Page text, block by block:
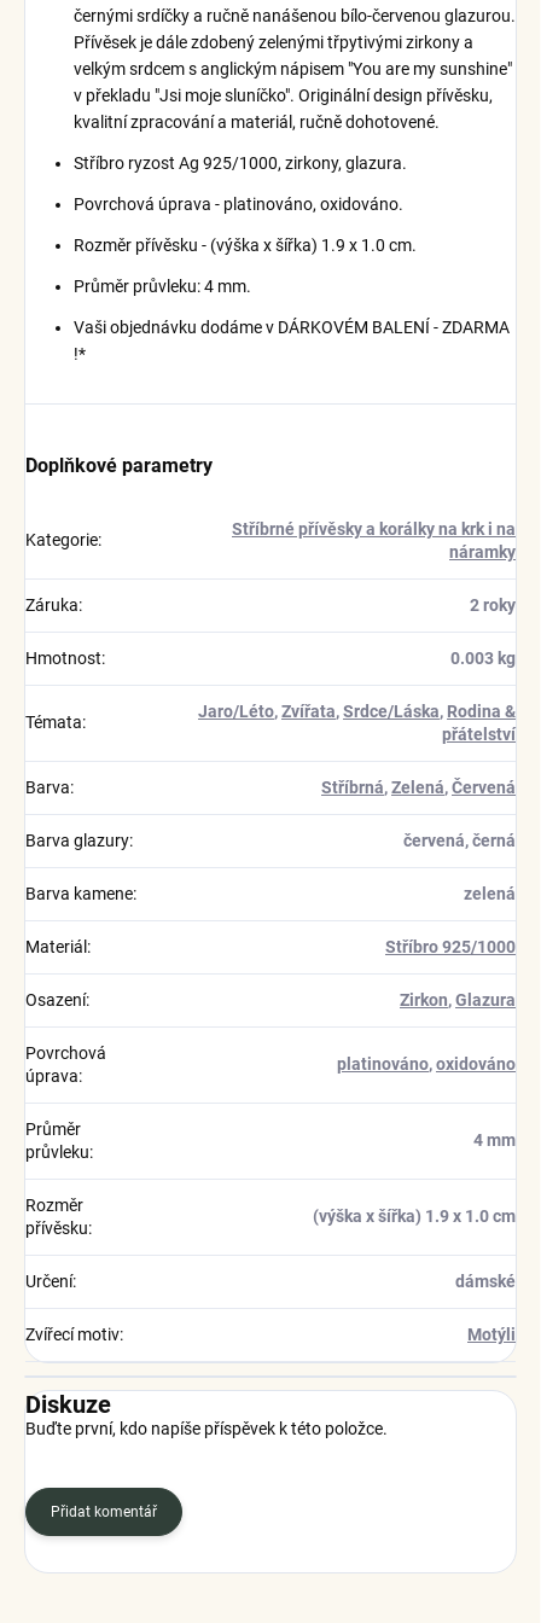
černými srdíčky a ručně nanášenou bílo-červenou glazurou.
Přívěsek je dále zdobený zelenými třpytivými zirkony a
velkým srdcem s anglickým nápisem "You are my sunshine"
v překladu "Jsi moje sluníčko". Originální design přívěsku,
kvalitní zpracování a materiál, ručně dohotovené.
Stříbro ryzost Ag 925/1000, zirkony, glazura.
Povrchová úprava - platinováno, oxidováno.
Rozměr přívěsku - (výška x šířka) 1.9 x 1.0 cm.
Průměr průvleku: 4 mm.
Vaši objednávku dodáme v DÁRKOVÉM BALENÍ - ZDARMA
!*
Doplňkové parametry
Kategorie:
Stříbrné přívěsky a korálky na krk i na
náramky
Záruka: 2 roky
Hmotnost: 0.003 kg
Témata:
Jaro/Léto,Zvířata,Srdce/Láska, Rodina &
přátelství
Barva: Stříbrná,Zelená,Červená
Barva glazury: červená, černá
Barva kamene: zelená
Materiál : Stříbro 925/1000
Osazení: Zirkon,Glazura
Povrchová
úprava:
platinováno,oxidováno
Průměr
průvleku:
4 mm
Rozměr
přívěsku:
(výška x šířka) 1.9 x 1.0 cm
Určení: dámské
Zvířecí motiv: Motýli
Diskuze
Buďte první, kdo napíše příspěvek k této položce.
Přidat komentář